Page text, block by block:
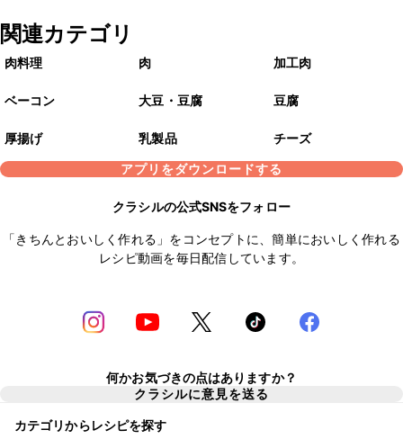
関連カテゴリ
肉料理 肉 加工肉
ベーコン 大豆・豆腐 豆腐
厚揚げ 乳製品
チーズ
アプリをダウンロードする
クラシルの公式SNSをフォロー
「きちんとおいしく作れる」をコンセプトに、簡単においしく作れる
レシピ動画を毎日配信しています。
何かお気づきの点はありますか？
クラシルに意見を送る
カテゴリからレシピを探す